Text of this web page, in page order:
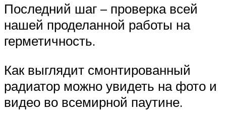
Последний шаг – проверка всей
нашей проделанной работы на
герметичность.
Как выглядит смонтированный
радиатор можно увидеть на фото и
видео во всемирной паутине.